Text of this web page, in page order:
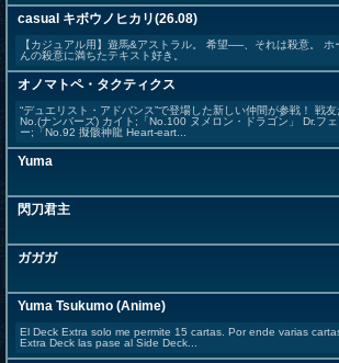
casual キボウノヒカリ(26.08)
【カジュアル用】遊馬&アストラル。 希望──、それは殺意。 ホ
んの殺意に満ちたテキスト好き。
オノマトペ・タクティクス
“デュエリスト・アドバンス”で登場した新しい仲間が参戦！ 戦
No.(ナンバーズ) カイト;「No.100 ヌメロン・ドラゴン」 Dr.フェ
ー;「No.92 擬骸神龍 Heart-eart...
Yuma
閃刀君主
ガガガ
Yuma Tsukumo (Anime)
El Deck Extra solo me permite 15 cartas. Por ende varias
Extra Deck las pase al Side Deck...